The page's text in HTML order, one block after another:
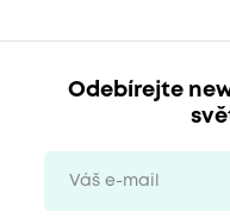
Odebírejte